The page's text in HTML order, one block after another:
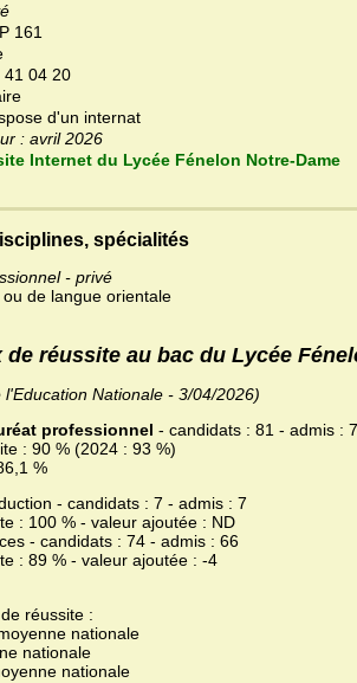
161
41 04 20
d'un internat
Dernière mise à jour : avril 2026
Accédez au site Internet du Lycée Fénelon Notre-Dame
spécialités
- privé
de langue orientale
de réussite au bac du Lycée
Nationale - 3/04/2026)
professionnel - candidats : 81 - admis :
: 90 % (2024 : 93 %)
%
- candidats : 7 - admis : 7
: 100 % - valeur ajoutée : ND
- candidats : 74 - admis : 66
: 89 % - valeur ajoutée : -4
réussite :
nationale
nationale
nationale